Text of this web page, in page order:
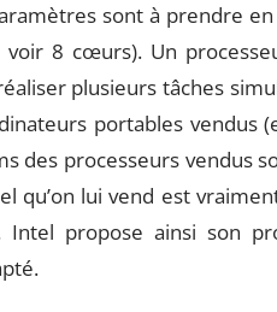
sont à prendre
voir 8 cœurs). Un
plusieurs tâches
portables vendus
des processeurs vendus
qu’on lui vend est
Intel propose ainsi son